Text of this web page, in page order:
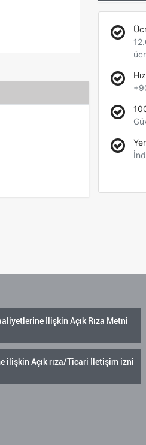
İlişkin Açık Rıza Metni
ilişkin Açık rıza/Ticari İletişim izni